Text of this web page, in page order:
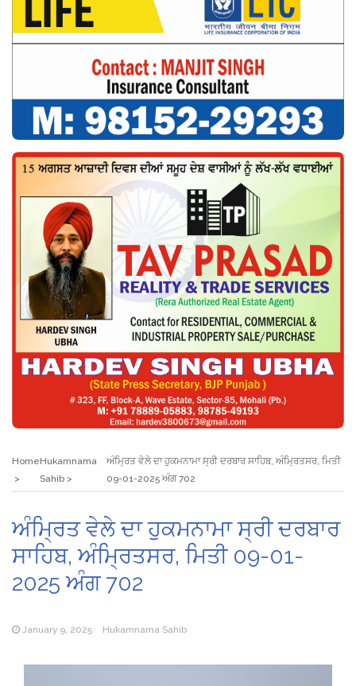
HomeHukamnama
Sahib
ਅੰਮ੍ਰਿਤ ਵੇਲੇ ਦਾ ਹੁਕਮਨਾਮਾ ਸ੍ਰੀ ਦਰਬਾਰ ਸਾਹਿਬ, ਅੰਮ੍ਰਿਤਸਰ, ਮਿਤੀ
09-01-2025 ਅੰਗ 702
ਅੰਮ੍ਰਿਤ ਵੇਲੇ ਦਾ ਹੁਕਮਨਾਮਾ ਸ੍ਰੀ ਦਰਬਾਰ
ਸਾਹਿਬ, ਅੰਮ੍ਰਿਤਸਰ, ਮਿਤੀ 09-01-
2025 ਅੰਗ 702
January 9, 2025 Hukamnama Sahib